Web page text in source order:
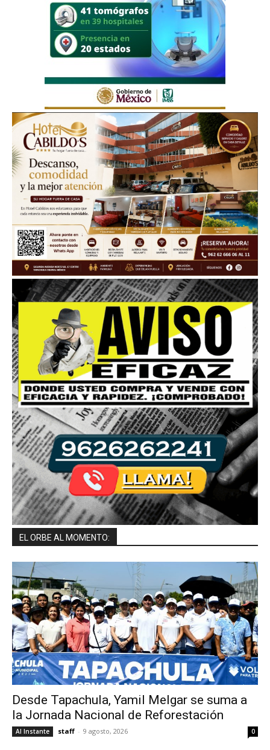
EL ORBE AL MOMENTO:
Desde Tapachula, Yamil Melgar se suma a
la Jornada Nacional de Reforestación
Al Instante staff - 9 agosto, 2026 0